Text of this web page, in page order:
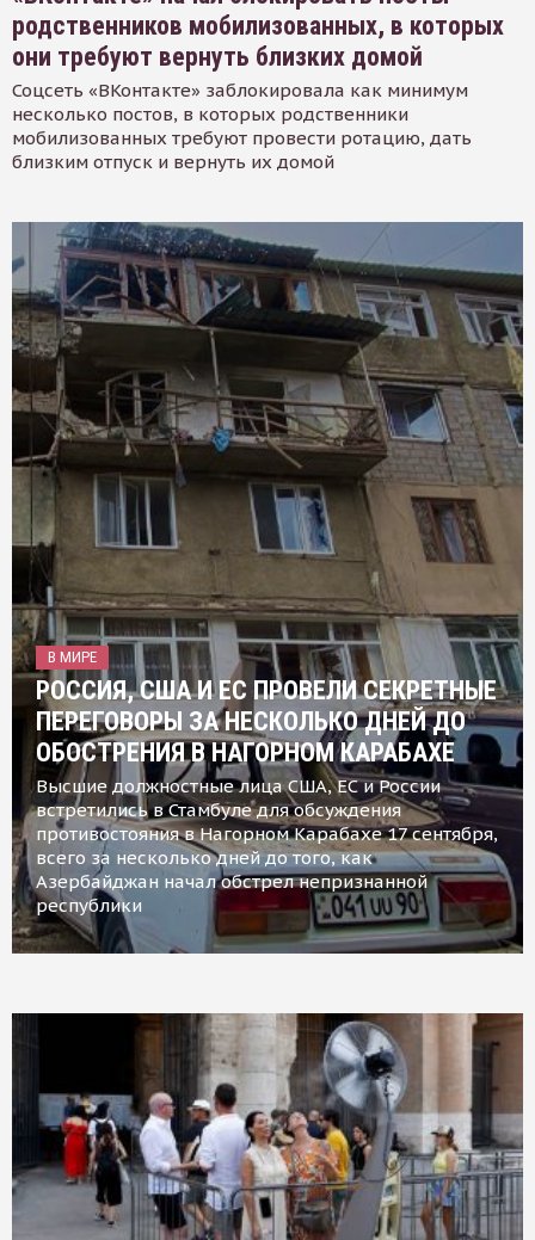
родственников мобилизованных, в которых
они требуют вернуть близких домой
Соцсеть «ВКонтакте» заблокировала как минимум
несколько постов, в которых родственники
мобилизованных требуют провести ротацию, дать
близким отпуск и вернуть их домой
В МИРЕ
РОССИЯ, США И ЕС ПРОВЕЛИ СЕКРЕТНЫЕ
ПЕРЕГОВОРЫ ЗА НЕСКОЛЬКО ДНЕЙ ДО
ОБОСТРЕНИЯ В НАГОРНОМ КАРАБАХЕ
Высшие должностные лица США, ЕС и России
встретились в Стамбуле для обсуждения
противостояния в Нагорном Карабахе 17 сентября,
всего за несколько дней до того, как
Азербайджан начал обстрел непризнанной
республики